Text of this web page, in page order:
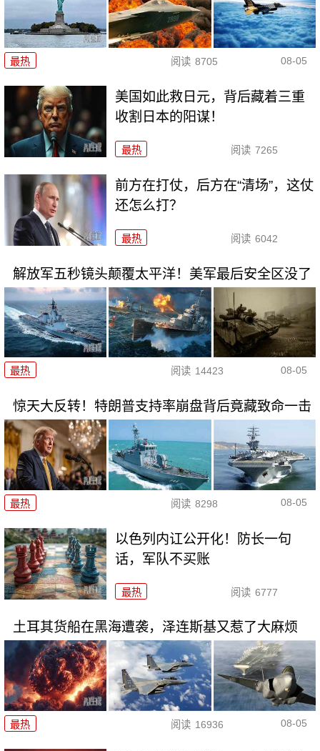
最热 阅读 8705 08-05
美国如此救日元，背后藏着三重
收割日本的阳谋！
最热 阅读 7265
前方在打仗，后方在“清场”，这仗
还怎么打？
最热 阅读 6042
解放军五秒镜头颠覆太平洋！美军最后安全区没了
最热 阅读 14423 08-05
惊天大反转！特朗普支持率崩盘背后竟藏致命一击
最热 阅读 8298 08-05
以色列内讧公开化！防长一句
话，军队不买账
最热 阅读 6777
土耳其货船在黑海遭袭，泽连斯基又惹了大麻烦
最热 阅读 16936 08-05